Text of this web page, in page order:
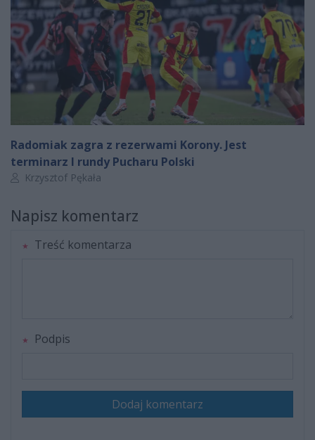
Radomiak zagra z rezerwami Korony. Jest
terminarz I rundy Pucharu Polski
Autor artykułu:
Krzysztof Pękała
Napisz komentarz
Treść komentarza
Podpis
Dodaj komentarz